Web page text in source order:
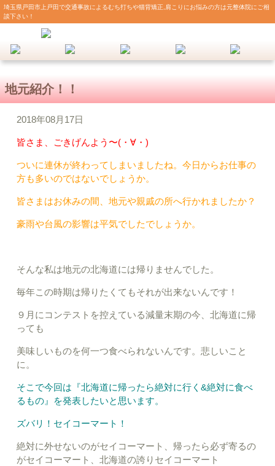
埼玉県戸田市上戸田で交通事故によるむち打ちや猫背矯正,肩こりにお悩みの方は元整体院にご相
談下さい！
地元紹介！！
2018年08月17日
皆さま、ごきげんよう〜(・∀・)
ついに連休が終わってしまいましたね。今日からお仕事の
方も多いのではないでしょうか。
皆さまはお休みの間、地元や親戚の所へ行かれましたか？
豪雨や台風の影響は平気でしたでしょうか。
そんな私は地元の北海道には帰りませんでした。
毎年この時期は帰りたくてもそれが出来ないんです！
９月にコンテストを控えている減量末期の今、北海道に帰
っても
美味しいものを何一つ食べられないんです。悲しいこと
に。
そこで今回は『北海道に帰ったら絶対に行く&絶対に食べ
るもの』を発表したいと思います。
ズバリ！セイコーマート！
絶対に外せないのがセイコーマート、帰ったら必ず寄るの
がセイコーマート、北海道の誇りセイコーマート